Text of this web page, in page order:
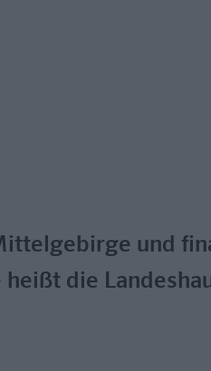
und
die